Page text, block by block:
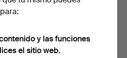
de nuestros expertos, lotes
y acepto lostérminos y
y las funciones
el sitio web.